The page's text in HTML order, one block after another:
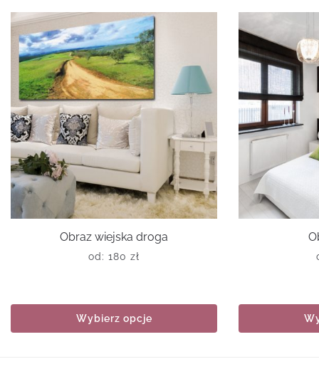
Obraz wiejska droga
od: 180 zł
Wybierz opcje